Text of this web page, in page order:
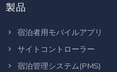
製品
宿泊者用モバイルアプリ
サイトコントローラー
宿泊管理システム(PMS)